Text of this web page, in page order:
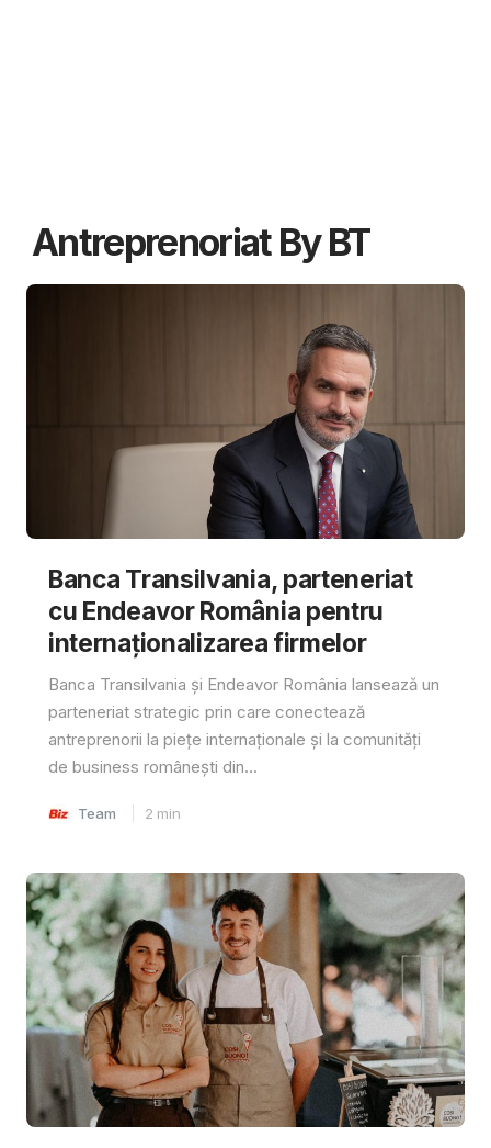
Antreprenoriat By BT
Banca Transilvania, parteneriat
cu Endeavor România pentru
internaționalizarea firmelor
Banca Transilvania și Endeavor România lansează un
parteneriat strategic prin care conectează
antreprenorii la piețe internaționale și la comunități
de business românești din...
Team 2 min